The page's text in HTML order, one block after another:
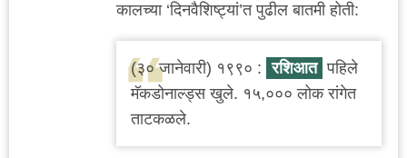
कालच्या ‘दिनवैशिष्ट्यां’त पुढील बातमी होती:
(३० जानेवारी) १९९० : रशिआत पहिले
मॅकडोनाल्ड्स खुले. १५,००० लोक रांगेत
ताटकळले.